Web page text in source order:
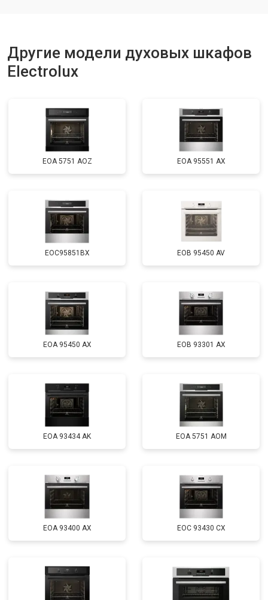
Другие модели духовых шкафов
Electrolux
EOA 5751 AOZ EOA 95551 AX
EOC95851BX EOB 95450 AV
EOA 95450 AX EOB 93301 AX
EOA 93434 AK EOA 5751 AOM
EOA 93400 AX EOC 93430 CX